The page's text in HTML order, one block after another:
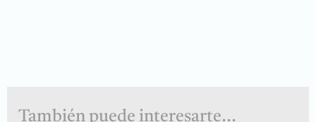
También puede interesarte...